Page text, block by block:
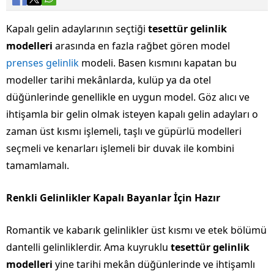
Kapalı gelin adaylarının seçtiği tesettür gelinlik
modelleri arasında en fazla rağbet gören model
prenses gelinlik modeli. Basen kısmını kapatan bu
modeller tarihi mekânlarda, kulüp ya da otel
düğünlerinde genellikle en uygun model. Göz alıcı ve
ihtişamla bir gelin olmak isteyen kapalı gelin adayları o
zaman üst kısmı işlemeli, taşlı ve güpürlü modelleri
seçmeli ve kenarları işlemeli bir duvak ile kombini
tamamlamalı.
Renkli Gelinlikler Kapalı Bayanlar İçin Hazır
Romantik ve kabarık gelinlikler üst kısmı ve etek bölümü
dantelli gelinliklerdir. Ama kuyruklu tesettür gelinlik
modelleri yine tarihi mekân düğünlerinde ve ihtişamlı